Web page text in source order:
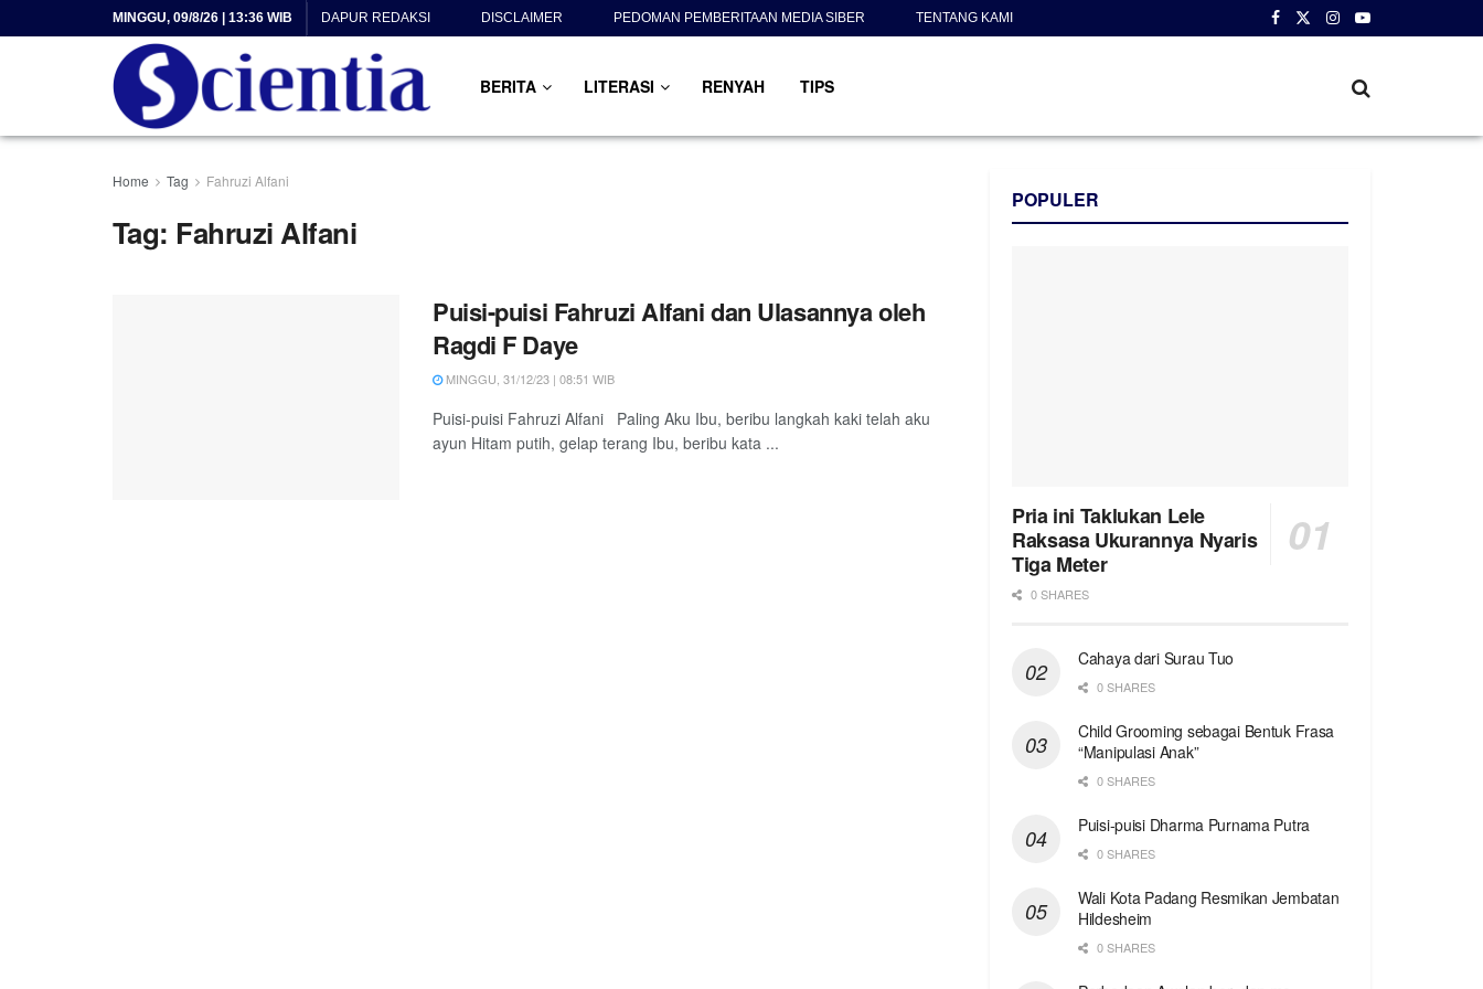
MINGGU, 09/8/26 | 13:36 WIB DAPUR REDAKSI DISCLAIMER PEDOMAN PEMBERITAAN MEDIA SIBER TENTANG KAMI
BERITA LITERASI RENYAH TIPS
Home Tag Fahruzi Alfani
Tag: Fahruzi Alfani
Puisi-puisi Fahruzi Alfani dan Ulasannya oleh
Ragdi F Daye
MINGGU, 31/12/23 | 08:51 WIB
Puisi-puisi Fahruzi Alfani Paling Aku Ibu, beribu langkah kaki telah aku
ayun Hitam putih, gelap terang Ibu, beribu kata ...
POPULER
Pria ini Taklukan Lele
Raksasa Ukurannya Nyaris
Tiga Meter
0 SHARES
Cahaya dari Surau Tuo
0 SHARES
Child Grooming sebagai Bentuk Frasa
“Manipulasi Anak”
0 SHARES
Puisi-puisi Dharma Purnama Putra
0 SHARES
Wali Kota Padang Resmikan Jembatan
Hildesheim
0 SHARES